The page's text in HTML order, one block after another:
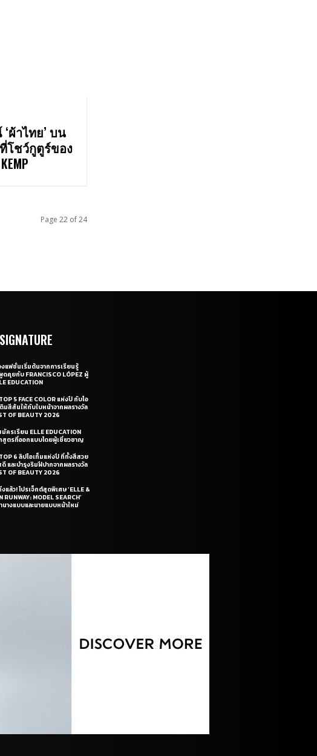
ผ้าไทย’ บน
โชว์กูตูร์ของ
Page 22 of 24
แฟชั่นเริ่มต้นจากการเรียนรู้
ดคุยกับ FRANCISCO LÓPEZ ผู้
EDUCATION
5 FACE COLOR แห่งปี กับไอ
มสีสันให้กับใบหน้าจากผลรางวัล
OF BEAUTY 2026
ครเรียน ELLE EDUCATION
สูตรที่ออกแบบโดยผู้เชี่ยวชาญ
6 ลิปไอเท็มแห่งปี ที่ทั้งสีสวย
และบำรุงริมฝีปากจากผลรางวัล
OF BEAUTY 2026
งแล้ว! โปรเจ็กต์สุดพิเศษ ‘ELLE &
RUNWAY: MODEL SEARCH’
นางแบบและนายแบบหน้าใหม่